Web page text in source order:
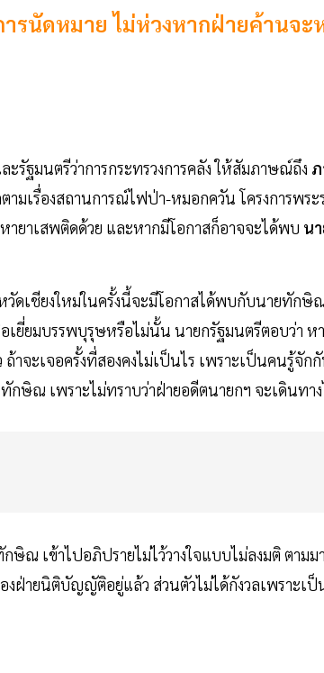
ารนัดหมาย ไม่ห่วงหากฝ่ายค้านจ
ะรัฐมนตรีว่าการกระทรวงการคลัง ให้สัมภาษณ์ถึง
มเรื่องสถานการณ์ไฟป่า-หมอกควัน โครงการพระ
ยาเสพติดด้วย และหากมีโอกาสก็อาจจะได้พบ น
วัดเชียงใหม่ในครั้งนี้จะมีโอกาสได้พบกับนายทัก
เยี่ยมบรรพบุรุษหรือไม่นั้น นายกรัฐมนตรีตอบว่า
าจะเจอครั้งที่สองคงไม่เป็นไร เพราะเป็นคนรู้จั
กษิณ เพราะไม่ทราบว่าฝ่ายอดีตนายกฯ จะเดินทา
ษิณ เข้าไปอภิปรายไม่ไว้วางใจแบบไม่ลงมติ ตาม
งฝ่ายนิติบัญญัติอยู่แล้ว ส่วนตัวไม่ได้กังวลเพราะเ